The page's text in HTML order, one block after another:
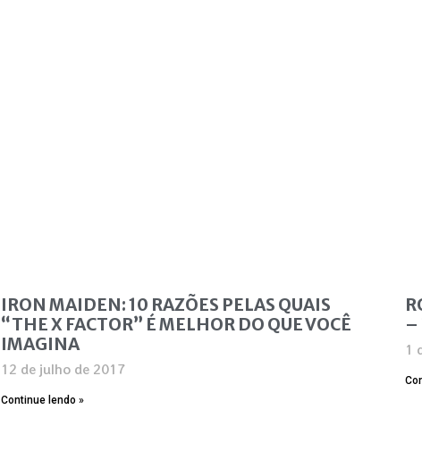
IRON MAIDEN: 10 RAZÕES PELAS QUAIS
“THE X FACTOR” É MELHOR DO QUE VOCÊ
IMAGINA
12 de julho de 2017
Continue lendo »
–
1